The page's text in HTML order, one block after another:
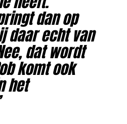
dan op
daar echt van
dat wordt
komt ook
het